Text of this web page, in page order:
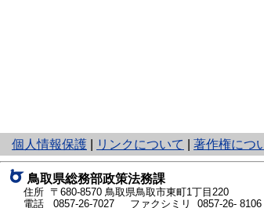
個人情報保護
と
り
ネ
ッ
ト
リンクについて 著作権につ
鳥取県総務部政策法務課
住所 〒680-8570 鳥取県鳥取市東町1丁目220
電話 0857-26-7027 ファクシミリ 0857-26- 8106